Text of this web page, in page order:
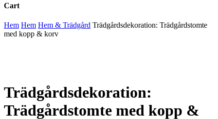
Cart
Close
Cart
Hem Hem Hem & Trädgård Trädgårdsdekoration: Trädgårdstomte
med kopp & korv
Trädgårdsdekoration:
Trädgårdstomte med kopp &